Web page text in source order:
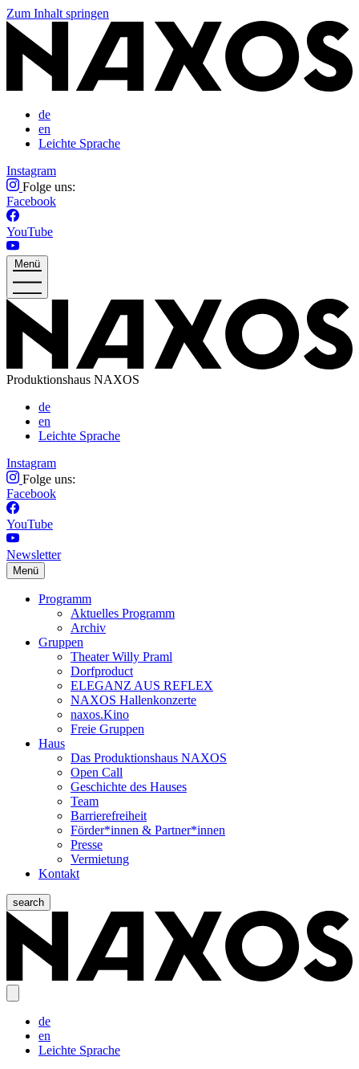
Zum Inhalt springen
de
en
Leichte Sprache
Instagram
Folge uns:
Facebook
YouTube
Menü
Produktionshaus NAXOS
de
en
Leichte Sprache
Instagram
Folge uns:
Facebook
YouTube
Newsletter
Menü
Programm
Aktuelles Programm
Archiv
Gruppen
Theater Willy Praml
Dorfproduct
ELEGANZ AUS REFLEX
NAXOS Hallenkonzerte
naxos.Kino
Freie Gruppen
Haus
Das Produktionshaus NAXOS
Open Call
Geschichte des Hauses
Team
Barrierefreiheit
Förder*innen & Partner*innen
Presse
Vermietung
Kontakt
search
de
en
Leichte Sprache